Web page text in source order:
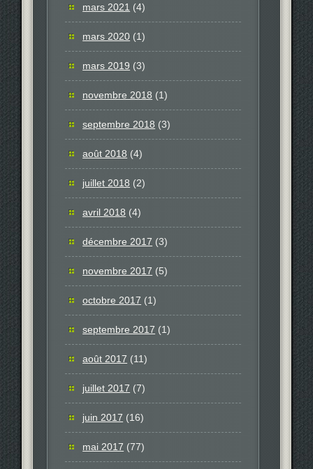
mars 2021 (4)
mars 2020 (1)
mars 2019 (3)
novembre 2018 (1)
septembre 2018 (3)
août 2018 (4)
juillet 2018 (2)
avril 2018 (4)
décembre 2017 (3)
novembre 2017 (5)
octobre 2017 (1)
septembre 2017 (1)
août 2017 (11)
juillet 2017 (7)
juin 2017 (16)
mai 2017 (77)